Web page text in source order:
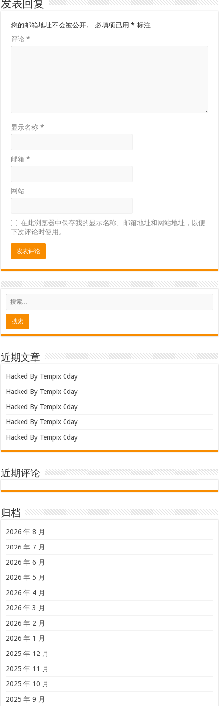
发表回复
您的邮箱地址不会被公开。 必填项已用* 标注
评论*
显示名称*
邮箱*
网站
在此浏览器中保存我的显示名称、邮箱地址和网站地址，以便
下次评论时使用。
近期文章
Hacked By Tempix 0day
Hacked By Tempix 0day
Hacked By Tempix 0day
Hacked By Tempix 0day
Hacked By Tempix 0day
近期评论
归档
2026 年 8 月
2026 年 7 月
2026 年 6 月
2026 年 5 月
2026 年 4 月
2026 年 3 月
2026 年 2 月
2026 年 1 月
2025 年 12 月
2025 年 11 月
2025 年 10 月
2025 年 9 月